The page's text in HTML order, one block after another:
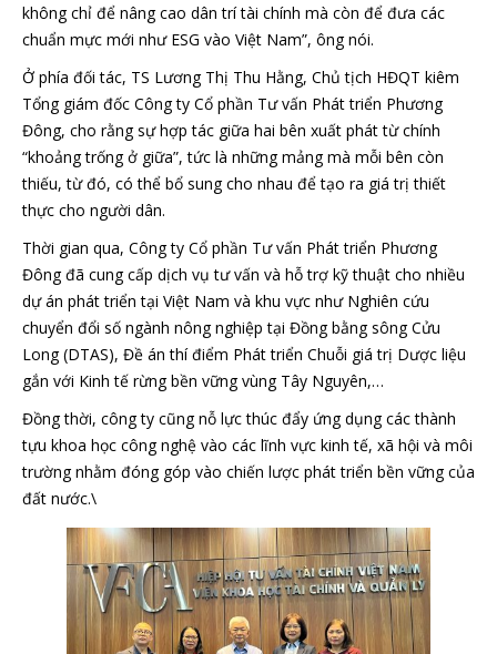
không chỉ để nâng cao dân trí tài chính mà còn để đưa các
chuẩn mực mới như ESG vào Việt Nam”, ông nói.
Ở phía đối tác, TS Lương Thị Thu Hằng, Chủ tịch HĐQT kiêm
Tổng giám đốc Công ty Cổ phần Tư vấn Phát triển Phương
Đông, cho rằng sự hợp tác giữa hai bên xuất phát từ chính
“khoảng trống ở giữa”, tức là những mảng mà mỗi bên còn
thiếu, từ đó, có thể bổ sung cho nhau để tạo ra giá trị thiết
thực cho người dân.
Thời gian qua, Công ty Cổ phần Tư vấn Phát triển Phương
Đông đã cung cấp dịch vụ tư vấn và hỗ trợ kỹ thuật cho nhiều
dự án phát triển tại Việt Nam và khu vực như Nghiên cứu
chuyển đổi số ngành nông nghiệp tại Đồng bằng sông Cửu
Long (DTAS), Đề án thí điểm Phát triển Chuỗi giá trị Dược liệu
gắn với Kinh tế rừng bền vững vùng Tây Nguyên,…
Đồng thời, công ty cũng nỗ lực thúc đẩy ứng dụng các thành
tựu khoa học công nghệ vào các lĩnh vực kinh tế, xã hội và môi
trường nhằm đóng góp vào chiến lược phát triển bền vững của
đất nước.\